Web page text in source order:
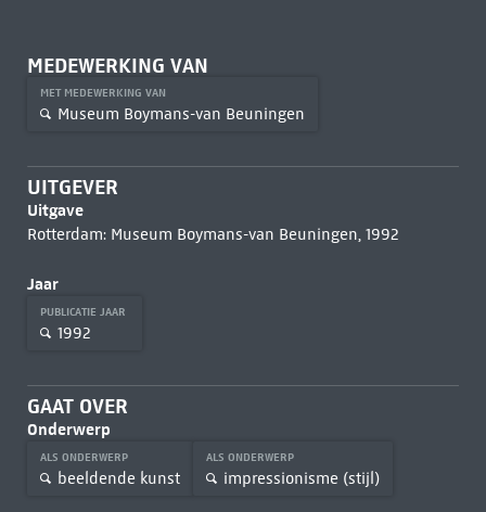
MEDEWERKING VAN
MET MEDEWERKING VAN
Museum Boymans-van Beuningen
UITGEVER
Uitgave
Rotterdam: Museum Boymans-van Beuningen, 1992
Jaar
PUBLICATIE JAAR
1992
GAAT OVER
Onderwerp
ALS ONDERWERP
beeldende kunst
ALS ONDERWERP
impressionisme (stijl)